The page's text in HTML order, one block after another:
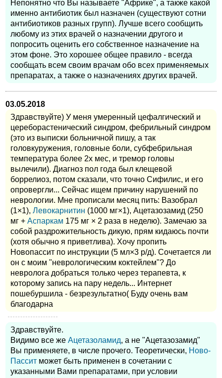
Непонятно что Вы называете "Африке", а также какой
именно антибиотик был назначен (существуют сотни
антибиотиков разных групп). Лучше всего сообщить
любому из этих врачей о назначении другого и
попросить оценить его собственное назначение на
этом фоне. Это хорошее общее правило - всегда
сообщать всем своим врачам обо всех применяемых
препаратах, а также о назначениях других врачей.
03.05.2018
Здравствуйте) У меня умеренный цефалгический и
цереборастенический синдром, фебрильный синдром
(это из выписки больничной пишу, а так
головкуружения, головные боли, субфебрильная
температура более 2х мес, и тремор головы
вылечили). Диагноз пол года был клещевой
боррелиоз, потом сказали, что точно Сифилис, и его
опровергли... Сейчас ищем причину нарушений по
неврологии. Мне прописали месяц пить: Вазобрал
(1×1), Левокарнитин (1000 мг×1), Ацетазозамид (250
мг + Аспаркам 175 мг × 2 раза в неделю). Замечаю за
собой раздрожительность дикую, прям кидаюсь почти
(хотя обычно я приветлива). Хочу пропить
Новопассит по инструкции (5 мл×3 р/д). Сочетается ли
он с моим "неврологическим коктейлем"? До
невролога добраться только через терапевта, к
которому запись на пару недель... Интернет
пошебуршила - безрезультатно( Буду очень вам
благодарна
Здравствуйте.
Видимо все же Ацетазоламид, а не "Ацетазозамид"
Вы применяете, в числе прочего. Теоретически, Ново-
Пассит может быть применен в сочетании с
указанными Вами препаратами, при условии